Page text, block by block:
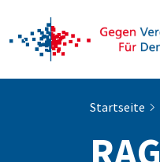
Startseite